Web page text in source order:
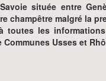
située entre
champêtre malgré la
toutes les
Usses et